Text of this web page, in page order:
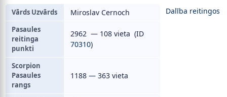
Dalība reitingos
Vārds Uzvārds Miroslav Cernoch
Pasaules
reitinga
punkti
2962 — 108 vieta (ID
70310)
Scorpion
Pasaules
rangs
1188 — 363 vieta